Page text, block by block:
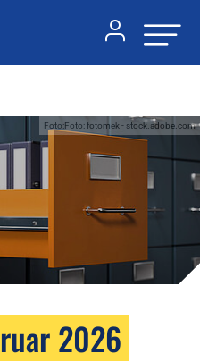
Foto:Foto: fotomek - stock.adobe.com
2026